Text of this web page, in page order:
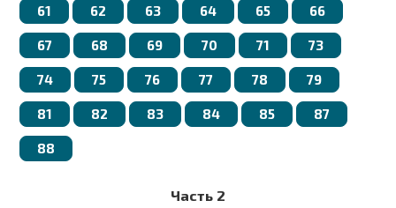
61 62 63 64 65 66
67 68 69 70 71 73
74 75 76 77 78 79
81 82 83 84 85 87
88
Часть 2